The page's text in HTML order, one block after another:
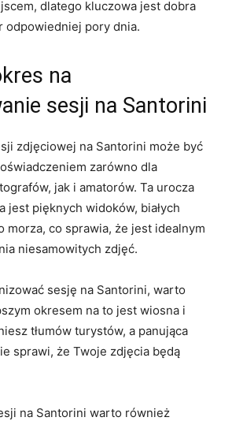
dlatego kluczowa jest‌ dobra
odpowiedniej pory ⁤dnia.
⁣na
sesji na Santorini
zdjęciowej na⁤ Santorini ‌może⁣ być
zarówno dla
jak i amatorów. Ta urocza⁤
jest pięknych ‍widoków, ⁤białych
morza, co sprawia, że jest idealnym
niesamowitych zdjęć.
sesję na Santorini, warto
okresem na to jest wiosna i
tłumów turystów, ⁤a⁤ panująca
sprawi, że Twoje ⁢zdjęcia będą
na ‍Santorini ⁣warto również